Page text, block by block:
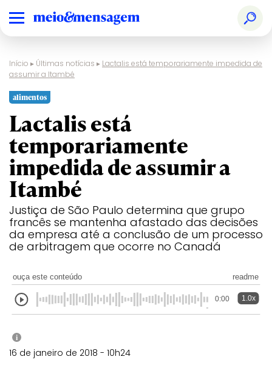
Início ▸ Últimas notícias ▸ Lactalis está temporariamente impedida de
assumir a Itambé
alimentos
Lactalis está
temporariamente
impedida de assumir a
Itambé
Justiça de São Paulo determina que grupo
francês se mantenha afastado das decisões
da empresa até a conclusão de um processo
de arbitragem que ocorre no Canadá
ouça este conteúdo readme
0:00 1.0x
i
16 de janeiro de 2018 - 10h24